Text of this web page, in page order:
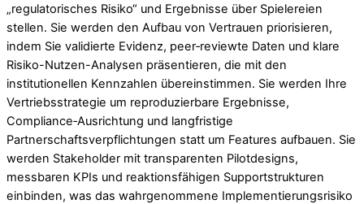
„regulatorisches Risiko“ und Ergebnisse über Spielereien
stellen. Sie werden den Aufbau von Vertrauen priorisieren,
indem Sie validierte Evidenz, peer‑reviewte Daten und klare
Risiko-Nutzen-Analysen präsentieren, die mit den
institutionellen Kennzahlen übereinstimmen. Sie werden Ihre
Vertriebsstrategie um reproduzierbare Ergebnisse,
Compliance‑Ausrichtung und langfristige
Partnerschaftsverpflichtungen statt um Features aufbauen. Sie
werden Stakeholder mit transparenten Pilotdesigns,
messbaren KPIs und reaktionsfähigen Supportstrukturen
einbinden, was das wahrgenommene Implementierungsrisiko